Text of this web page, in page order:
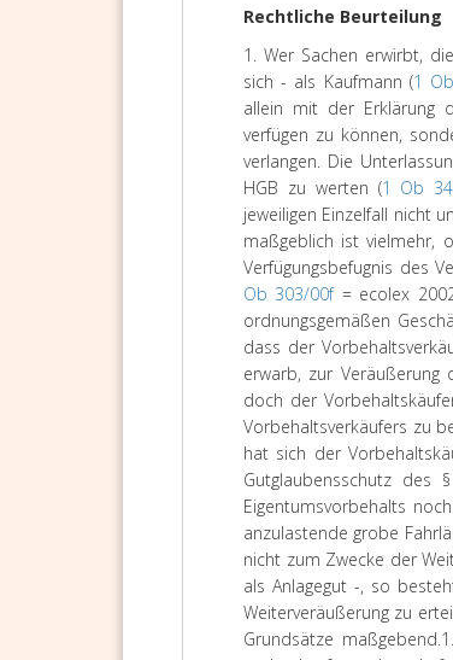
Rechtliche Beurteilung
1. Wer Sachen erwirbt,
sich - als Kaufmann (1
allein mit der Erklärung
verfügen zu können,
verlangen. Die
HGB zu werten (1 Ob
jeweiligen Einzelfall nicht
maßgeblich ist vielmehr,
Verfügungsbefugnis des
Ob 303/00f= ecolex
ordnungsgemäßen
dass der
erwarb, zur Veräußerung
doch der
Vorbehaltsverkäufers zu
hat sich der
Gutglaubensschutz
Eigentumsvorbehalts
anzulastende grobe
nicht zum Zwecke der
als Anlagegut -, so
Weiterveräußerung zu
Grundsätze maßgebend.